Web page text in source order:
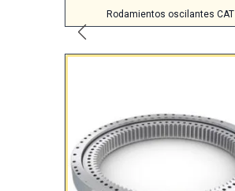
Rodamientos oscilantes CAT